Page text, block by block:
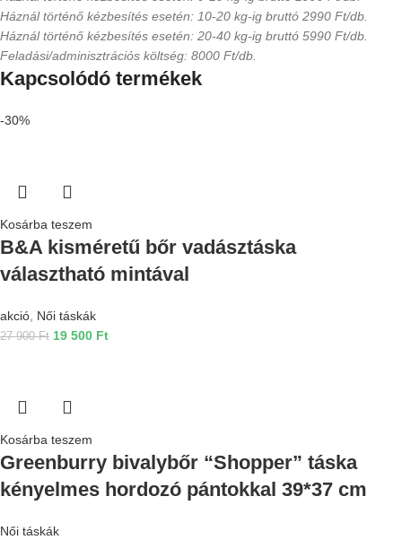
Háznál történő kézbesítés esetén: 10-20 kg-ig bruttó 2990 Ft/db.
Háznál történő kézbesítés esetén: 20-40 kg-ig bruttó 5990 Ft/db.
Feladási/adminisztrációs költség: 8000 Ft/db.
Kapcsolódó termékek
-30%
Kosárba teszem
B&A kisméretű bőr vadásztáska
választható mintával
akció, Női táskák
27 900Ft 19 500 Ft
Kosárba teszem
Greenburry bivalybőr “Shopper” táska
kényelmes hordozó pántokkal 39*37 cm
Női táskák